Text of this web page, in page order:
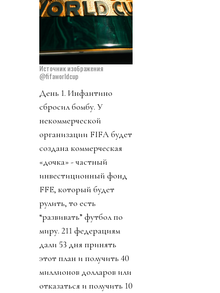
Источник изображения
@fifaworldcup
День 1. Инфантино
сбросил бомбу. У
некоммерческой
организации FIFA будет
создана коммерческая
«дочка» - частный
инвестиционный фонд
FFE, который будет
рулить, то есть
“развивать” футбол по
миру. 211 федерациям
дали 53 дня принять
этот план и получить 40
миллионов долларов или
отказаться и получить 10